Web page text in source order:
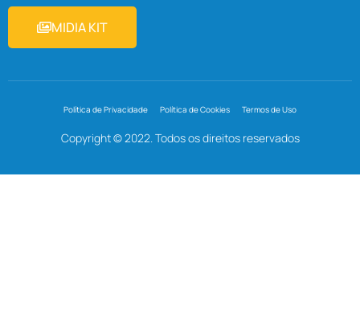
MIDIA KIT
Política de Privacidade Política de Cookies Termos de Uso
Copyright © 2022. Todos os direitos reservados